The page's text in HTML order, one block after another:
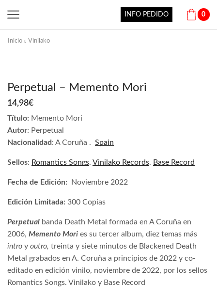
INFO PEDIDO 0
Inicio Vinilako
Perpetual – Memento Mori
14,98€
Título: Memento Mori
Autor: Perpetual
Nacionalidad: A Coruña . Spain
Sellos: Romantics Songs. Vinilako Records. Base Record
Fecha de Edición: Noviembre 2022
Edición Limitada: 300 Copias
Perpetual banda Death Metal formada en A Coruña en
2006, Memento Mori es su tercer album, diez temas más
intro y outro, treinta y siete minutos de Blackened Death
Metal grabados en A. Coruña a principios de 2022 y co-
editado en edición vinilo, noviembre de 2022, por los sellos
Romantics Songs. Vinilako y Base Record